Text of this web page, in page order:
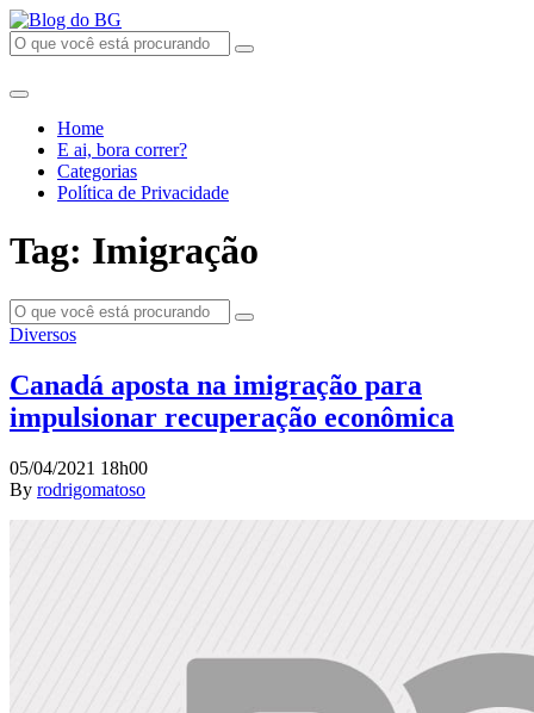
Home
E ai, bora correr?
Categorias
Política de Privacidade
Tag: Imigração
Diversos
Canadá aposta na imigração para
impulsionar recuperação econômica
05/04/2021 18h00
By rodrigomatoso